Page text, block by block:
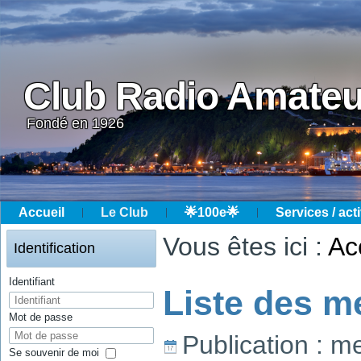
Club Radio
Fondé en 1926
Accueil Le Club 🌟100e🌟 Services /
Identification
Identifiant
Mot de passe
Se souvenir de moi
Année
précédente
Mois
précédent
Année
suivante
Mois
suivant
Vous êtes ici :
Liste des
Publication :